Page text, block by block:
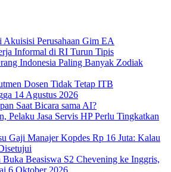
Akuisisi Perusahaan Gim EA
Informal di RI Turun Tipis
Indonesia Paling Banyak Zodiak
Dosen Tidak Tetap ITB
14 Agustus 2026
Saat Bicara sama AI?
Pelaku Jasa Servis HP Perlu Tingkatkan
Gaji Manajer Kopdes Rp 16 Juta: Kalau
Buka Beasiswa S2 Chevening ke Inggris,
6 Oktober 2026